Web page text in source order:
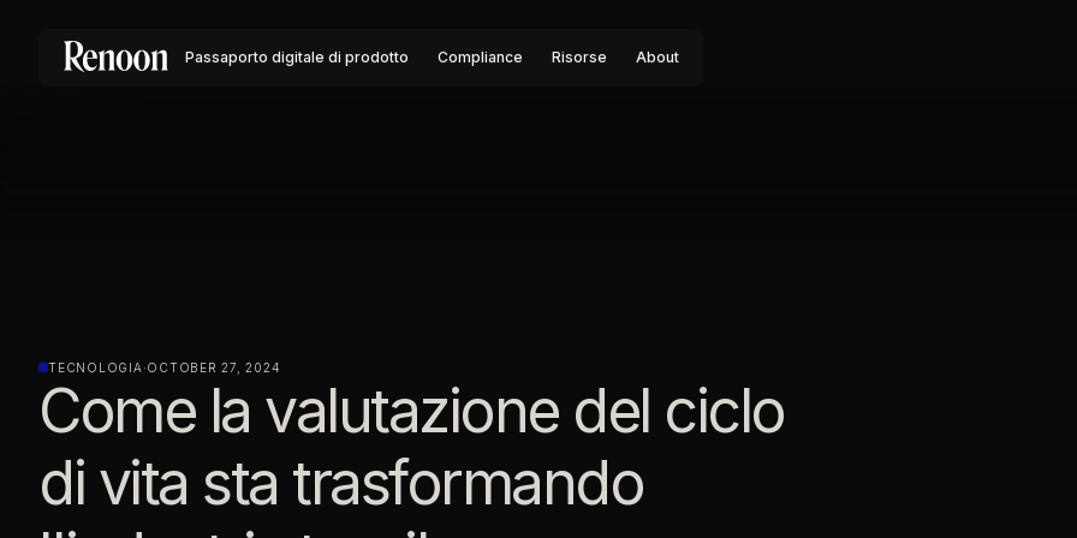
Passaporto digitale di prodotto Compliance Risorse About
TECNOLOGIA ·OCTOBER 27, 2024
Come la valutazione del ciclo
di vita sta trasformando